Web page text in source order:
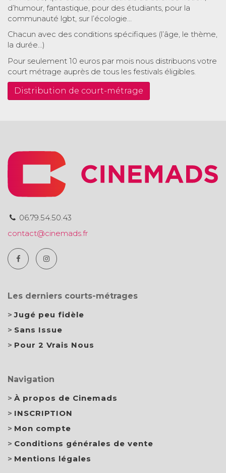
d’humour, fantastique, pour des étudiants, pour la
communauté lgbt, sur l’écologie…
Chacun avec des conditions spécifiques (l’âge, le thème,
la durée…)
Pour seulement 10 euros par mois nous distribuons votre
court métrage auprès de tous les festivals éligibles.
Distribution de court-métrage
06.79.54.50.43
contact@cinemads.fr
Les derniers courts-métrages
Jugé peu fidèle
Sans Issue
Pour 2 Vrais Nous
Navigation
À propos de Cinemads
INSCRIPTION
Mon compte
Conditions générales de vente
Mentions légales